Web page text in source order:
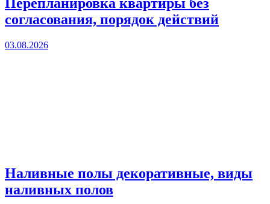
согласования, порядок действий
03.08.2026
Наливные полы декоративные, виды
наливных полов